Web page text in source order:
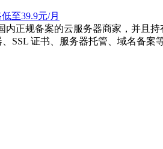
内正规备案的云服务器商家，并且
SSL 证书、服务器托管、域名备